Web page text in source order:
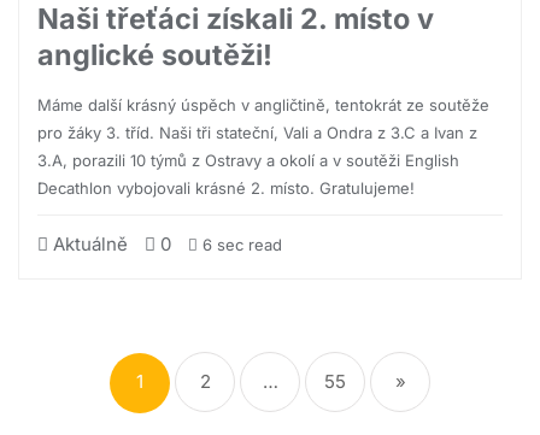
Naši třeťáci získali 2. místo v
anglické soutěži!
Máme další krásný úspěch v angličtině, tentokrát ze soutěže
pro žáky 3. tříd. Naši tři stateční, Vali a Ondra z 3.C a Ivan z
3.A, porazili 10 týmů z Ostravy a okolí a v soutěži English
Decathlon vybojovali krásné 2. místo. Gratulujeme!
Aktuálně 0 6 sec read
1 2 … 55 »